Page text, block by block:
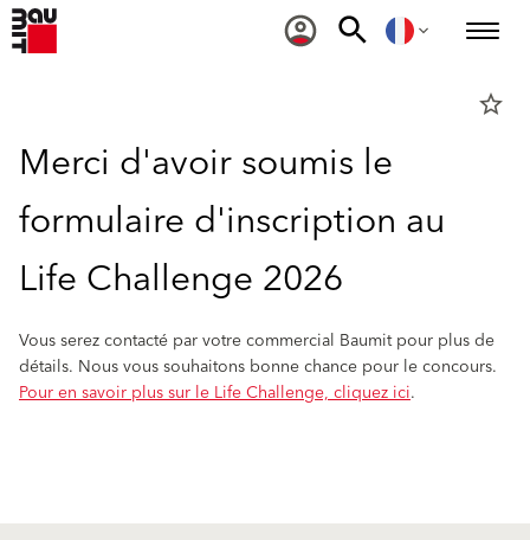
star_border
Merci d'avoir soumis le
formulaire d'inscription au
Life Challenge 2026
Vous serez contacté par votre commercial Baumit pour plus de
détails. Nous vous souhaitons bonne chance pour le concours.
Pour en savoir plus sur le Life Challenge, cliquez ici.